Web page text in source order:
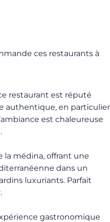
ces restaurants à
restaurant est réputé
authentique, en particulier
est chaleureuse
médina, offrant une
dans un
luxuriants. Parfait
gastronomique